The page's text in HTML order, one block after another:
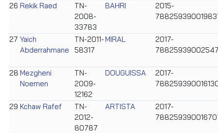
26 Rekik Raed
TN-
2008-
33783
BAHRI
2015-
27 Yaich
Abderrahmane
TN-2011-
58317
MIRAL
2017-
28 Mezgheni
Noemen
TN-
2009-
12162
DOUGUISSA
2017-
29 Kchaw Rafef
TN-
2012-
80787
ARTISTA
2017-